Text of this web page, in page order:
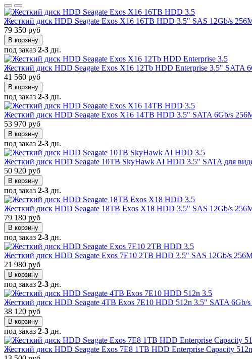
Жесткий диск HDD Seagate Exos X16 16TB HDD 3.5" SAS 12Gb/s
79 350 руб
В корзину
под заказ 2-3 дн.
Жесткий диск HDD Seagate Exos X16 12Tb HDD Enterprise 3.5" SATA
41 560 руб
В корзину
под заказ 2-3 дн.
Жесткий диск HDD Seagate Exos X16 14TB HDD 3.5" SATA 6Gb/s
53 970 руб
В корзину
под заказ 2-3 дн.
Жесткий диск HDD Seagate 10TB SkyHawk AI HDD 3.5" SATA для
50 920 руб
В корзину
под заказ 2-3 дн.
Жесткий диск HDD Seagate 18TB Exos X18 HDD 3.5" SAS 12Gb/s
79 180 руб
В корзину
под заказ 2-3 дн.
Жесткий диск HDD Seagate Exos 7E10 2TB HDD 3.5" SAS 12Gb/s
21 980 руб
В корзину
под заказ 2-3 дн.
Жесткий диск HDD Seagate 4TB Exos 7E10 HDD 512n 3.5" SATA 6Gb/
38 120 руб
В корзину
под заказ 2-3 дн.
Жесткий диск HDD Seagate Exos 7E8 1TB HDD Enterprise Capacity